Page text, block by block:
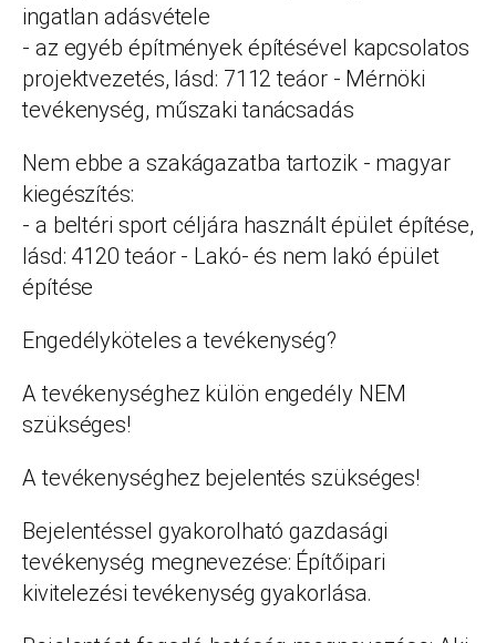
ingatlan adásvétele
- az egyéb építmények építésével kapcsolatos
projektvezetés, lásd: 7112 teáor - Mérnöki
tevékenység, műszaki tanácsadás
Nem ebbe a szakágazatba tartozik - magyar
kiegészítés:
- a beltéri sport céljára használt épület építése,
lásd: 4120 teáor - Lakó- és nem lakó épület
építése
Engedélyköteles a tevékenység?
A tevékenységhez külön engedély NEM
szükséges!
A tevékenységhez bejelentés szükséges!
Bejelentéssel gyakorolható gazdasági
tevékenység megnevezése: Építőipari
kivitelezési tevékenység gyakorlása.